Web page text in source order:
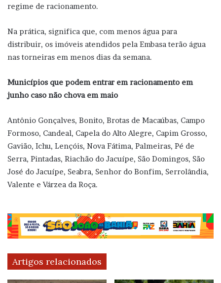
regime de racionamento.
Na prática, significa que, com menos água para
distribuir, os imóveis atendidos pela Embasa terão água
nas torneiras em menos dias da semana.
Municípios que podem entrar em racionamento em
junho caso não chova em maio
Antônio Gonçalves, Bonito, Brotas de Macaúbas, Campo
Formoso, Candeal, Capela do Alto Alegre, Capim Grosso,
Gavião, Ichu, Lençóis, Nova Fátima, Palmeiras, Pé de
Serra, Pintadas, Riachão do Jacuípe, São Domingos, São
José do Jacuípe, Seabra, Senhor do Bonfim, Serrolândia,
Valente e Várzea da Roça.
Artigos relacionados